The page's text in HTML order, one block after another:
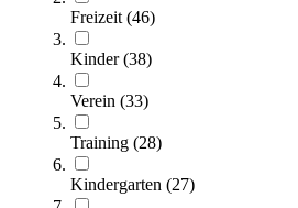
Freizeit (46)
Kinder(38)
Verein (33)
Training (28)
Kindergarten (27)